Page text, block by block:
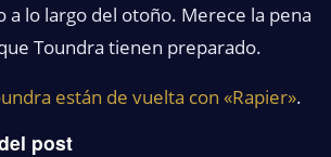
a lo largo del otoño. Merece la pena
Toundra tienen preparado.
están de vuelta con «Rapier».
post